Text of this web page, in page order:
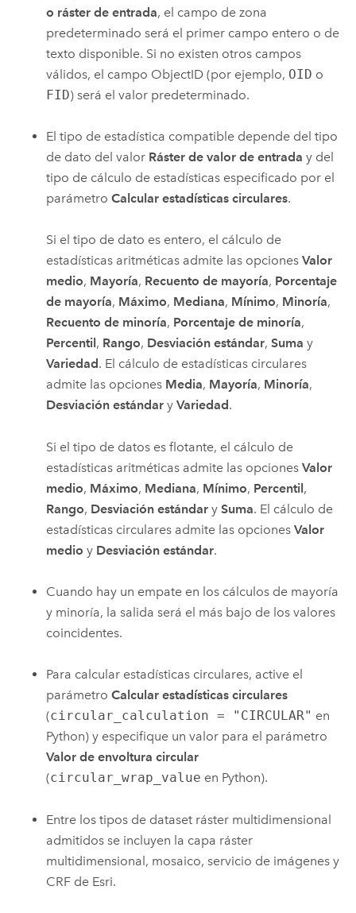
o ráster de entrada, el campo de zona
predeterminado será el primer campo entero o de
texto disponible. Si no existen otros campos
válidos, el campo ObjectID (por ejemplo, OID o
FID) será el valor predeterminado.
El tipo de estadística compatible depende del tipo
de dato del valor Ráster de valor de entrada y del
tipo de cálculo de estadísticas especificado por el
parámetroCalcular estadísticas circulares.
Si el tipo de dato es entero, el cálculo de
estadísticas aritméticas admite las opcionesValor
medio, Mayoría, Recuento de mayoría, Porcentaje
de mayoría, Máximo, Mediana, Mínimo, Minoría,
Recuento de minoría, Porcentaje de minoría,
Percentil , Rango, Desviación estándar,Suma y
Variedad. El cálculo de estadísticas circulares
admite las opciones Media, Mayoría, Minoría,
Desviación estándar yVariedad.
Si el tipo de datos es flotante, el cálculo de
estadísticas aritméticas admite las opcionesValor
medio, Máximo, Mediana, Mínimo, Percentil,
Rango, Desviación estándar ySuma. El cálculo de
estadísticas circulares admite las opcionesValor
medio y Desviación estándar.
Cuando hay un empate en los cálculos de mayoría
y minoría, la salida será el más bajo de los valores
coincidentes.
Para calcular estadísticas circulares, active el
parámetroCalcular estadísticas circulares
(circular_calculation = "CIRCULAR" en
Python) y especifique un valor para el parámetro
Valor de envoltura circular
(circular_wrap_value en Python).
Entre los tipos de dataset ráster multidimensional
admitidos se incluyen la capa ráster
multidimensional, mosaico, servicio de imágenes y
CRF de Esri.